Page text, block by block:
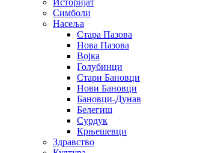
Симболи
Насеља
Стара Пазова
Нова Пазова
Војка
Голубинци
Стари Бановци
Нови Бановци
Бановци-Дунав
Белегиш
Сурдук
Крњешевци
Здравство